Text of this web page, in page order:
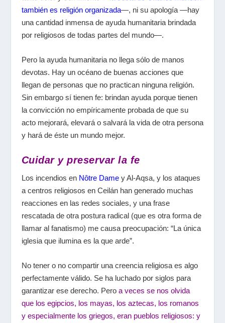
también es religión organizada—, ni su apología —hay
una cantidad inmensa de ayuda humanitaria brindada
por religiosos de todas partes del mundo—.
Pero la ayuda humanitaria no llega sólo de manos
devotas. Hay un océano de buenas acciones que
llegan de personas que no practican ninguna religión.
Sin embargo sí tienen fe: brindan ayuda porque tienen
la convicción no empíricamente probada de que su
acto mejorará, elevará o salvará la vida de otra persona
y hará de éste un mundo mejor.
Cuidar y preservar la fe
Los incendios en Nôtre Damey Al-Aqsa, y los ataques
a centros religiosos en Ceilán han generado muchas
reacciones en las redes sociales, y una frase
rescatada de otra postura radical (que es otra forma de
llamar al fanatismo) me causa preocupación: “La única
iglesia que ilumina es la que arde”.
No tener o no compartir una creencia religiosa es algo
perfectamente válido. Se ha luchado por siglos para
garantizar ese derecho. Pero a veces se nos olvida
que los egipcios, los mayas, los aztecas, los romanos
y especialmente los griegos, eran pueblos religiosos: y